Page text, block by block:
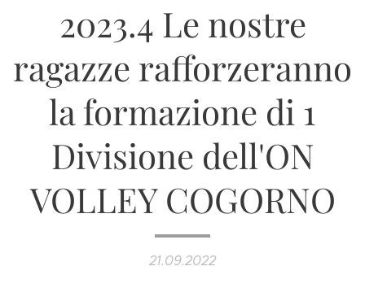
2023.4 Le nostre
ragazze rafforzeranno
la formazione di 1
Divisione dell'ON
VOLLEY COGORNO
21.09.2022